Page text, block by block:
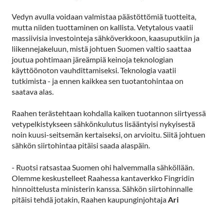
Vedyn avulla voidaan valmistaa päästöttömiä tuotteita,
mutta niiden tuottaminen on kallista. Vetytalous vaatii
massiivisia investointeja sähköverkkoon, kaasuputkiin ja
liikennejakeluun, mistä johtuen Suomen valtio saattaa
joutua pohtimaan järeämpiä keinoja teknologian
käyttöönoton vauhdittamiseksi. Teknologia vaatii
tutkimista - ja ennen kaikkea sen tuotantohintaa on
saatava alas.
Raahen terästehtaan kohdalla kaiken tuotannon siirtyessä
vetypelkistykseen sähkönkulutus lisääntyisi nykyisestä
noin kuusi-seitsemän kertaiseksi, on arvioitu. Siitä johtuen
sähkön siirtohintaa pitäisi saada alaspäin.
- Ruotsi ratsastaa Suomen ohi halvemmalla sähköllään.
Olemme keskustelleet Raahessa kantaverkko Fingridin
hinnoittelusta ministerin kanssa. Sähkön siirtohinnalle
pitäisi tehdä jotakin, Raahen kaupunginjohtajaAri